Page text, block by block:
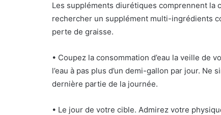
Les suppléments diurétiques comprennent la
rechercher un supplément multi-ingrédients
perte de graisse.
• Coupez la consommation d’eau la veille de
l’eau à pas plus d’un demi-gallon par jour. Ne
dernière partie de la journée.
• Le jour de votre cible. Admirez votre